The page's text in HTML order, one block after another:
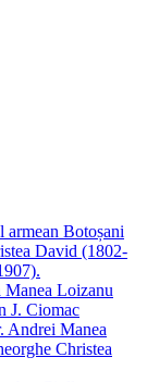
Botoșani
David (1802-
Manea Loizanu
J. Ciomac
Andrei Manea
Christea